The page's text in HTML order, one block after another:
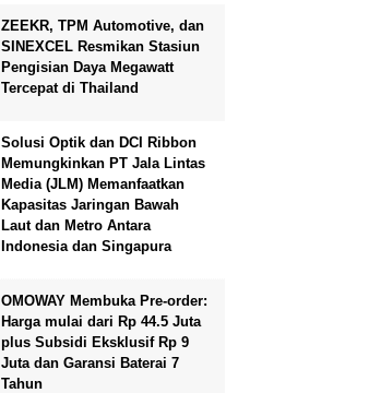
ZEEKR, TPM Automotive, dan
SINEXCEL Resmikan Stasiun
Pengisian Daya Megawatt
Tercepat di Thailand
Solusi Optik dan DCI Ribbon
Memungkinkan PT Jala Lintas
Media (JLM) Memanfaatkan
Kapasitas Jaringan Bawah
Laut dan Metro Antara
Indonesia dan Singapura
OMOWAY Membuka Pre-order:
Harga mulai dari Rp 44.5 Juta
plus Subsidi Eksklusif Rp 9
Juta dan Garansi Baterai 7
Tahun